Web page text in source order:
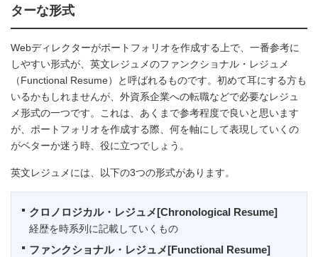
ターな形式
Webディレクターがポートフォリオを作成する上で、一番参考に
しやすい形式が、英文レジュメのファンクショナル・レジュメ
（Functional Resume）と呼ばれるものです。初めて耳にする方も
いるかもしれませんが、外資系企業への転職などで必要なレジュ
メ形式の一つです。これは、あくまで参考程度で良いと思います
が、ポートフォリオを作成する際、何を軸にして表現していくの
がベターか迷う時、役に立つでしょう。
英文レジュメには、以下の3つの形式があります。
クロノロジカル・レジュメ[Chronological Resume]
経歴を時系列に記載していくもの
ファンクショナル・レジュメ[Functional Resume]